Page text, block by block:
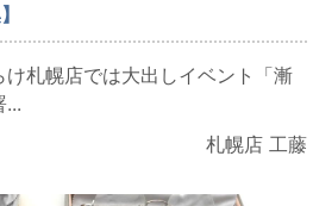
札幌店では大出しイベント「漸
...
札幌店 工藤